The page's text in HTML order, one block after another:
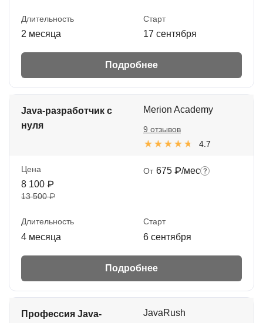
Длительность
2 месяца
Старт
17 сентября
Подробнее
Java-разработчик с
нуля
Merion Academy
4.7
9 отзывов
Цена
8 100 ₽
13 500 ₽
От 675 ₽/мес
Длительность
4 месяца
Старт
6 сентября
Подробнее
Профессия Java-
JavaRush